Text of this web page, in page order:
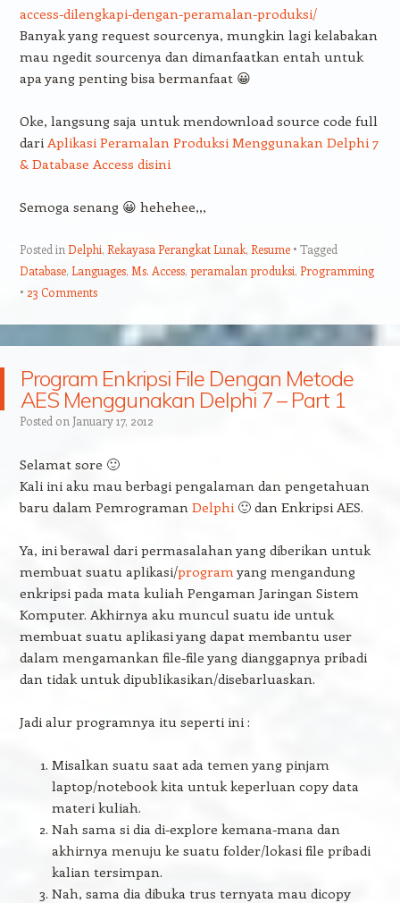
access-dilengkapi-dengan-peramalan-produksi/
Banyak yang request sourcenya, mungkin lagi kelabakan
mau ngedit sourcenya dan dimanfaatkan entah untuk
apa yang penting bisa bermanfaat 😀
Oke, langsung saja untuk mendownload source code full
dari Aplikasi Peramalan Produksi Menggunakan Delphi 7
& Database Access disini
Semoga senang 😀 hehehee,,,
Posted in Delphi, Rekayasa Perangkat Lunak, Resume
Tagged
Database, Languages, Ms. Access, peramalan produksi, Programming
23 Comments
Program Enkripsi File Dengan Metode
AES Menggunakan Delphi 7 – Part 1
Posted on January 17, 2012
Selamat sore 🙂
Kali ini aku mau berbagi pengalaman dan pengetahuan
baru dalam Pemrograman Delphi 🙂 dan Enkripsi AES.
Ya, ini berawal dari permasalahan yang diberikan untuk
membuat suatu aplikasi/program yang mengandung
enkripsi pada mata kuliah Pengaman Jaringan Sistem
Komputer. Akhirnya aku muncul suatu ide untuk
membuat suatu aplikasi yang dapat membantu user
dalam mengamankan file-file yang dianggapnya pribadi
dan tidak untuk dipublikasikan/disebarluaskan.
Jadi alur programnya itu seperti ini :
Misalkan suatu saat ada temen yang pinjam
laptop/notebook kita untuk keperluan copy data
materi kuliah.
Nah sama si dia di-explore kemana-mana dan
akhirnya menuju ke suatu folder/lokasi file pribadi
kalian tersimpan.
Nah, sama dia dibuka trus ternyata mau dicopy